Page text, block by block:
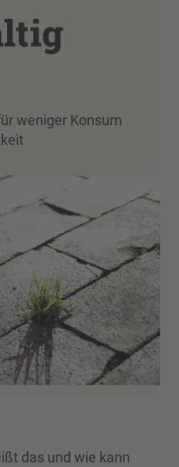
weniger Konsum
das und wie kann